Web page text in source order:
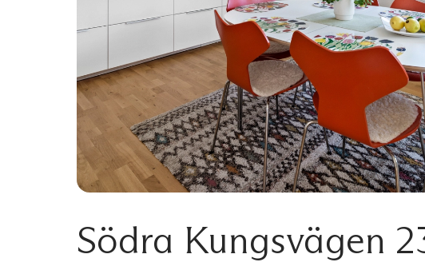
Södra Kungsvägen